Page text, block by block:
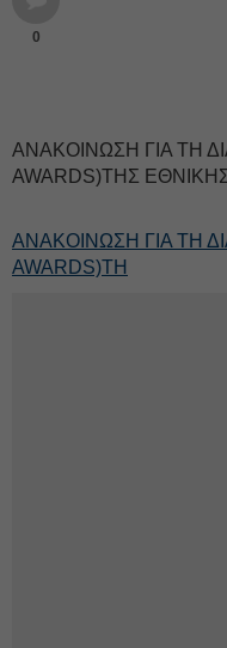
0
ΑΝΑΚΟΙΝΩΣΗ ΓΙΑ ΤΗ
AWARDS)ΤΗΣ
ΑΝΑΚΟΙΝΩΣΗ ΓΙΑ ΤΗ
AWARDS)ΤΗ